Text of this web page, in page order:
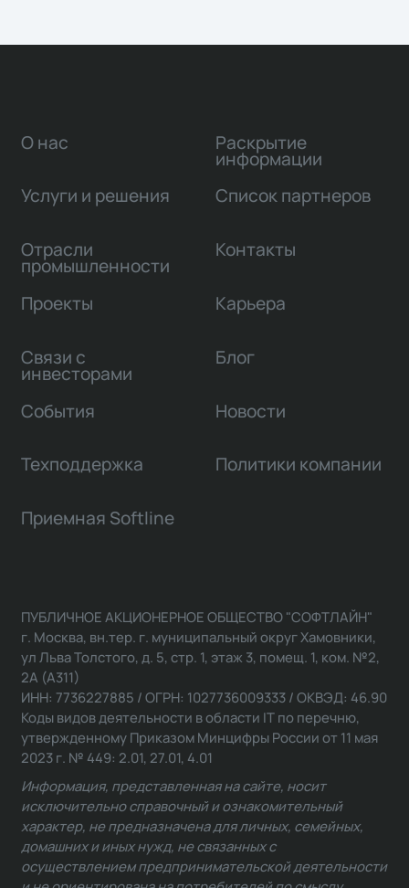
О нас
Услуги и решения
Отрасли
промышленности
Проекты
Связи с
инвесторами
Раскрытие
информации
Список партнеров
Контакты
Карьера
Блог
События Новости
Техподдержка Политики компании
Приемная Softline
ПУБЛИЧНОЕ АКЦИОНЕРНОЕ ОБЩЕСТВО "СОФТЛАЙН"
г. Москва, вн.тер. г. муниципальный округ Хамовники,
ул Льва Толстого, д. 5, стр. 1, этаж 3, помещ. 1, ком. №2,
2А (А311)
ИНН: 7736227885 / ОГРН: 1027736009333 / ОКВЭД: 46.90
Коды видов деятельности в области IT по перечню,
утвержденному Приказом Минцифры России от 11 мая
2023 г. № 449: 2.01, 27.01, 4.01
Информация, представленная на сайте, носит
исключительно справочный и ознакомительный
характер, не предназначена для личных, семейных,
домашних и иных нужд, не связанных с
осуществлением предпринимательской деятельности